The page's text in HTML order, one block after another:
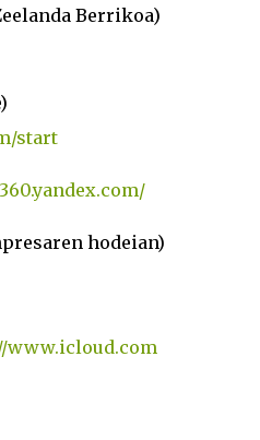
Berrikoa)
start
hodeian)
www.icloud.com